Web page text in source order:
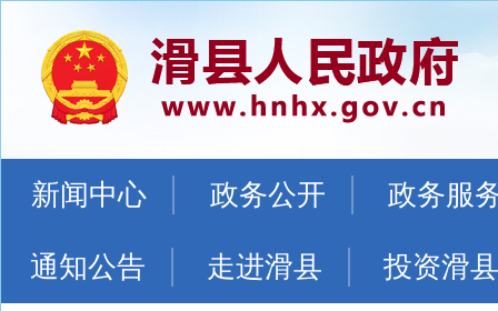
新闻中心 政务公开 政务服
通知公告 走进滑县 投资滑县